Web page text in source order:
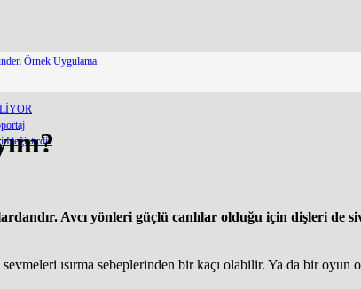
Örnek Uygulama
Değiştirdi?
Avcı yönleri güçlü canlılar olduğu için dişleri de
ısırma sebeplerinden bir kaçı olabilir. Ya da bir oyun